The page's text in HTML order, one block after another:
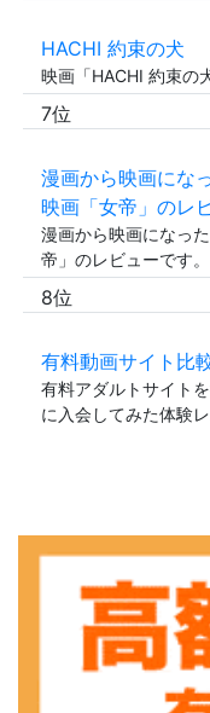
HACHI 約束の犬
映画「HACHI 約束の
7位
漫画から映画にな
映画「女帝」のレ
漫画から映画になっ
帝」のレビューです。
8位
有料動画サイト比
有料アダルトサイト
に入会してみた体験